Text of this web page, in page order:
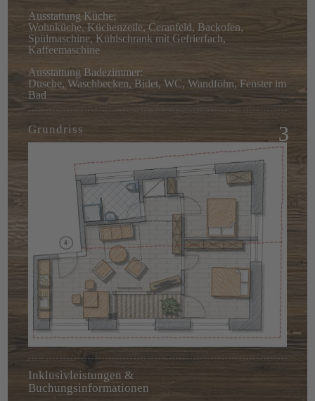
Ausstattung Küche:
Wohnküche, Küchenzeile, Ceranfeld, Backofen,
Spülmaschine, Kühlschrank mit Gefrierfach,
Kaffeemaschine
Ausstattung Badezimmer:
Dusche, Waschbecken, Bidet, WC, Wandföhn, Fenster im
Bad
Grundriss
Inklusivleistungen &
Buchungsinformationen